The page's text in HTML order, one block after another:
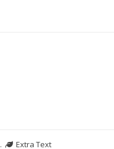
. Extra Text